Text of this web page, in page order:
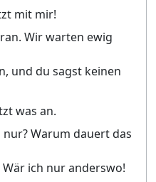
mit mir!
Wir warten ewig
und du sagst keinen
was an.
Warum dauert das
ich nur anderswo!